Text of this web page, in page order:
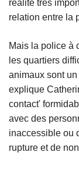
réalité très
relation entre la
Mais la police à
les quartiers
animaux sont
explique
contact'
avec des
inaccessible ou
rupture et de